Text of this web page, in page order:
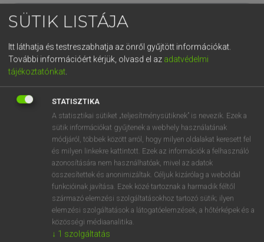
search
KERESÉS
TALÁLATOK
aggregation
Díjmentes angol szótár
Díjmentes angol szótár arrow_forward_ios
aggregation fn csoportosulás
egyesülés
⚲ aggregationkeresése szótárainkban
SÜTIK LISTÁJA
Itt láthatja és testreszabhatja az önről gyűjtött információkat.
További információért kérjük, olvasd el az adatvédelmi
tájékoztatónkat.
STATISZTIKA
A statisztikai sütiket „teljesítménysütiknek” is nevezik. Ezek a
sütik információkat gyűjtenek a webhely használatának
módjáról, többek között arról, hogy milyen oldalakat keresett fel
és milyen linkekre kattintott. Ezek az információk a felhasználó
azonosítására nem használhatóak, mivel az adatok
összesítettek és anonimizáltak. Céljuk kizárólag a weboldal
funkcióinak javítása. Ezek közé tartoznak a harmadik féltől
származó elemzési szolgáltatásokhoz tartozó sütik; ilyen
elemzési szolgáltatások a látogatóelemzések, a hőtérképek és a
közösségi médiaanalitika.
↓ 1 szolgáltatás
5 6 7 8 9 ö ü ó
j k
n m , . - AltGr